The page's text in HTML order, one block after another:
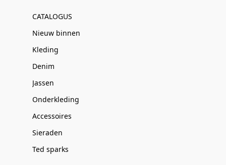
CATALOGUS
Nieuw binnen
Kleding
Denim
Jassen
Onderkleding
Accessoires
Sieraden
Ted sparks